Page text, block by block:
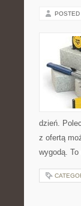
POSTED
dzień.
z ofertą
wygodą.